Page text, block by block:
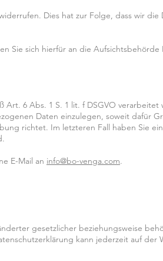
Dies hat zur Folge, dass wir die
Sie sich hierfür an die Aufsichtsbehörde
6 Abs. 1 S. 1 lit. f DSGVO verarbeitet
Daten einzulegen, soweit dafür
richtet. Im letzteren Fall haben Sie
E-Mail an info@bo-venga.com.
gesetzlicher beziehungsweise
kann jederzeit auf der